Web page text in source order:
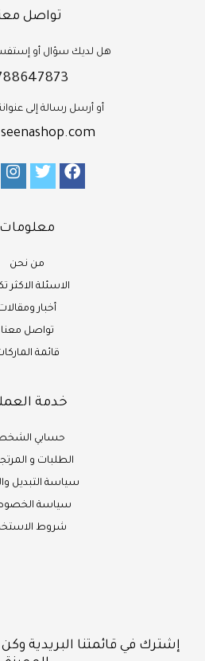
تواصل
هل لديك سؤال أو
أو أرسل رسالة إلى
معلومات
من نحن
الاسئلة الاكثر
أخبار
تواصل معنا
قائمة
خدمة
حسابي
الطلبات و
سياسة التبديل
سياسة
شروط
إشترك في قائمتنا البريدية